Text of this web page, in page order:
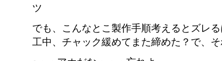
ツ
でも、こんなとこ製作手順考えるとズレ
工中、チャック緩めてまた締めた？で、